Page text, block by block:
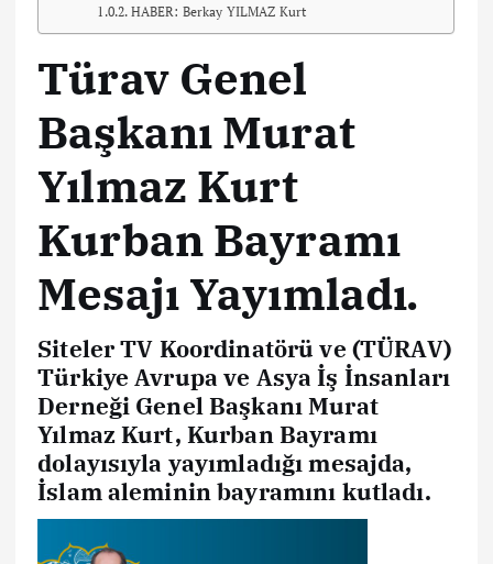
HABER: Berkay YILMAZ Kurt
Türav Genel
Başkanı Murat
Yılmaz Kurt
Kurban Bayramı
Mesajı Yayımladı.
Siteler TV Koordinatörü ve (TÜRAV)
Türkiye Avrupa ve Asya İş İnsanları
Derneği Genel Başkanı Murat
Yılmaz Kurt, Kurban Bayramı
dolayısıyla yayımladığı mesajda,
İslam aleminin bayramını kutladı.